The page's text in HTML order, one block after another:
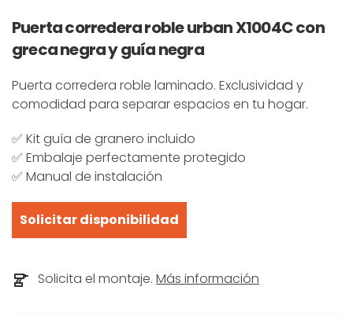
Puerta corredera roble urban X1004C con
greca negra y guía negra
Puerta corredera roble laminado. Exclusividad y
comodidad para separar espacios en tu hogar.
✅ Kit guía de granero incluido
✅ Embalaje perfectamente protegido
✅ Manual de instalación
Solicitar disponibilidad
Solicita el montaje. Más información